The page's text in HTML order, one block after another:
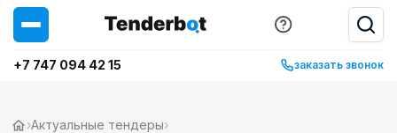
+7 747 094 42 15 заказать звонок
›Актуальные тендеры›